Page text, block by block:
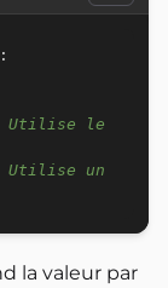
:
Utilise le
Utilise un
la valeur par